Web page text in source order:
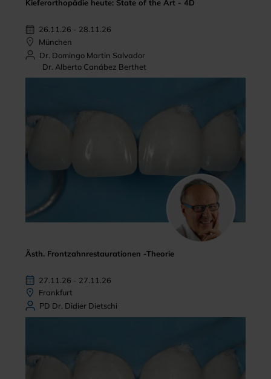
Kieferorthopädie heute: State of the Art - 4D
26.11.26 - 28.11.26
München
Dr. Domingo Martin Salvador
Dr. Alberto Canábez Berthet
Ästh. Frontzahnrestaurationen -Theorie
27.11.26 - 27.11.26
Frankfurt
PD Dr. Didier Dietschi